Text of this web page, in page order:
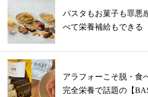
パスタもお菓子も罪悪
べて栄養補給もできる
アラフォーこそ脱・食
完全栄養で話題の【